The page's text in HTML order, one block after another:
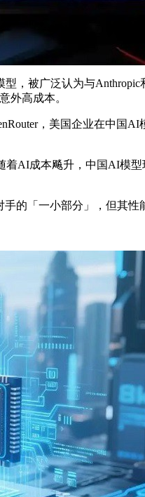
，被广泛认为与
外高成本。
，美国企业在中国
着AI成本飚升，中国AI模
的「一小部分」，但其